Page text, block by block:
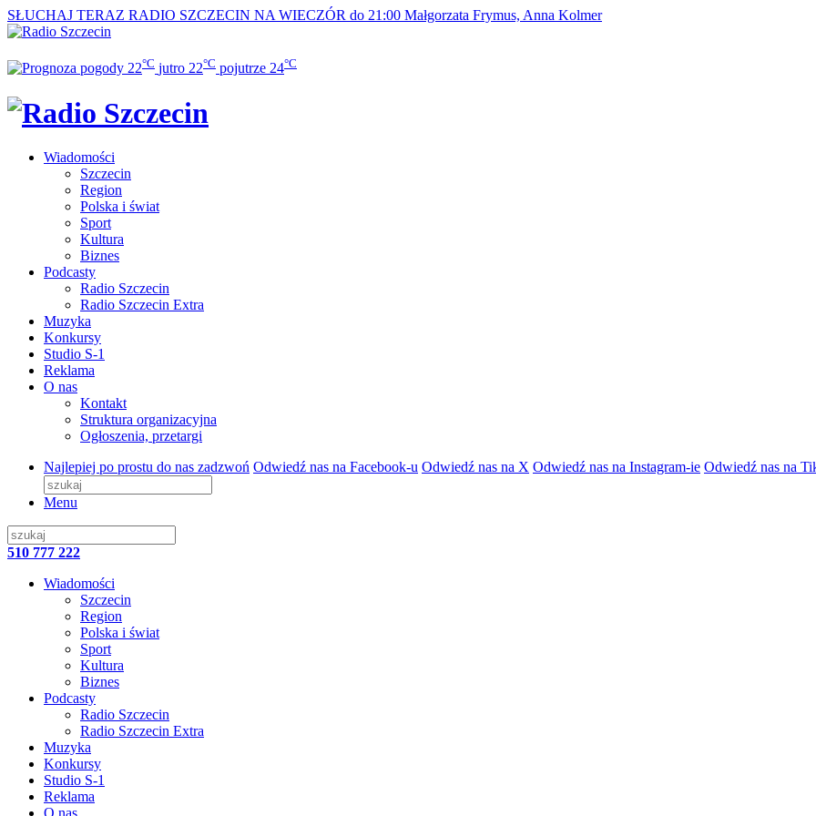
SŁUCHAJ TERAZ RADIO SZCZECIN NA WIECZÓR do 21:00 Małgorzata Frymus, Anna Kolmer
22°C jutro 22°C pojutrze 24°C
Wiadomości
Szczecin
Region
Polska i świat
Sport
Kultura
Biznes
Podcasty
Radio Szczecin
Radio Szczecin Extra
Muzyka
Konkursy
Studio S-1
Reklama
O nas
Kontakt
Struktura organizacyjna
Ogłoszenia, przetargi
Najlepiej po prostu do nas zadzwoń Odwiedź nas na Facebook-u Odwiedź nas na X Odwiedź nas na Instagram-ie Odwiedź nas na
Menu
510 777 222
Wiadomości
Szczecin
Region
Polska i świat
Sport
Kultura
Biznes
Podcasty
Radio Szczecin
Radio Szczecin Extra
Muzyka
Konkursy
Studio S-1
Reklama